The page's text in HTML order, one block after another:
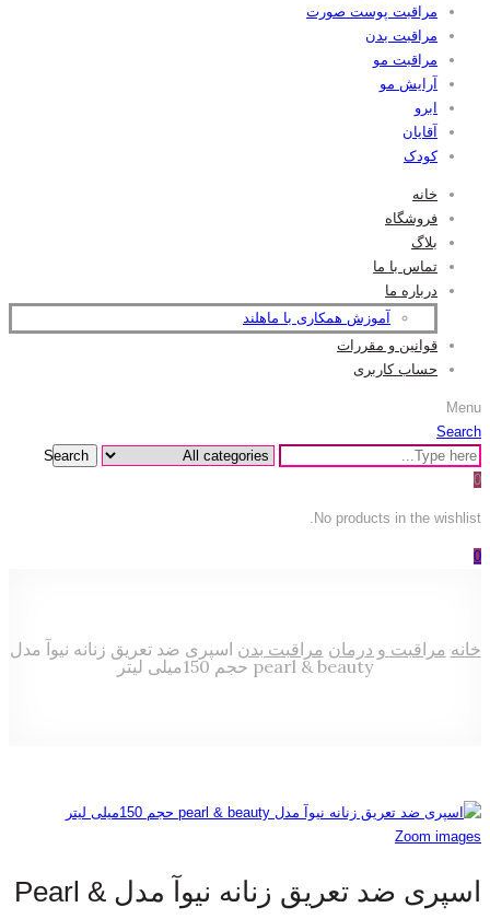
مراقبت پوست صورت
مراقبت بدن
مراقبت مو
آرایش مو
ابرو
آقایان
کودک
خانه
فروشگاه
بلاگ
تماس با ما
درباره ما
آموزش همکاری با ماهلند
قوانین و مقررات
حساب کاربری
Menu
Search
Search
0
No products in the wishlist.
0
خانه مراقبت و درمان مراقبت بدن اسپری ضد تعریق زنانه نیوآ مدل
pearl & beauty حجم 150میلی لیتر
Zoom images
اسپری ضد تعریق زنانه نیوآ مدل Pearl &